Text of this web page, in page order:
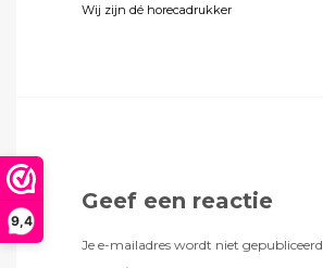
9,4
Wij zijn dé horecadrukker
Geef een reactie
Je e-mailadres wordt niet gepubliceerd.